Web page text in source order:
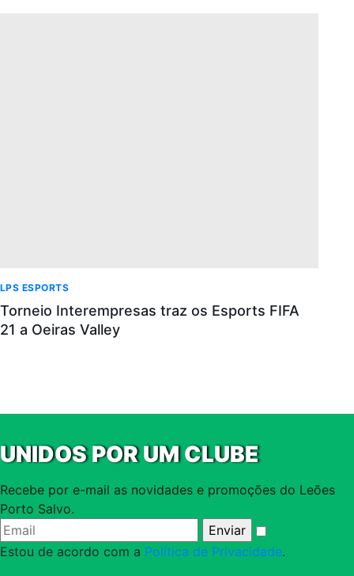
LPS ESPORTS
Torneio Interempresas traz os Esports FIFA
21 a Oeiras Valley
UNIDOS POR UM CLUBE
Recebe por e-mail as novidades e promoções do Leões
Porto Salvo.
Estou de acordo com a Política de Privacidade.